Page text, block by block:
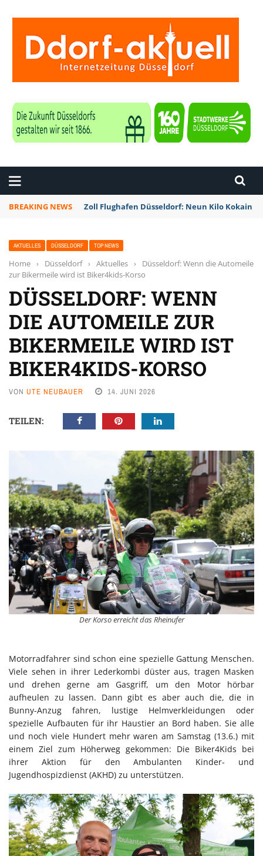
BREAKING NEWS Zoll Flughafen Düsseldorf: Neun Kilo Kokain
AKTUELLES DÜSSELDORF TOP NEWS
Home › Düsseldorf › Aktuelles ›
Düsseldorf: Wenn die Automeile
zur Bikermeile wird ist Biker4kids-Korso
DÜSSELDORF: WENN
DIE AUTOMEILE ZUR
BIKERMEILE WIRD IST
BIKER4KIDS-KORSO
VON UTE NEUBAUER 14. JUNI 2026
TEILEN:
Der Korso erreicht das Rheinufer
Motorradfahrer sind schon eine spezielle Gattung Menschen.
Viele sehen in ihrer Lederkombi düster aus, tragen Masken
und drehen gerne am Gasgriff, um den Motor hörbar
aufheulen zu lassen. Dann gibt es aber auch die, die in
Bunny-Anzug fahren, lustige Helmverkleidungen oder
spezielle Aufbauten für ihr Haustier an Bord haben. Sie alle
und noch viele Hundert mehr waren am Samstag (13.6.) mit
einem Ziel zum Höherweg gekommen: Die Biker4Kids bei
ihrer Aktion für den Ambulanten Kinder- und
Jugendhospizdienst (AKHD) zu unterstützen.